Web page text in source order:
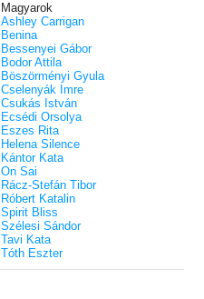
Magyarok
Ashley Carrigan
Benina
Bessenyei Gábor
Bodor Attila
Böszörményi Gyula
Cselenyák Imre
Csukás István
Ecsédi Orsolya
Eszes Rita
Helena Silence
Kántor Kata
On Sai
Rácz-Stefán Tibor
Róbert Katalin
Spirit Bliss
Szélesi Sándor
Tavi Kata
Tóth Eszter